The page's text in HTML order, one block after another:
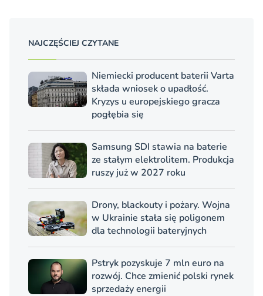
NAJCZĘŚCIEJ CZYTANE
Niemiecki producent baterii Varta
składa wniosek o upadłość.
Kryzys u europejskiego gracza
pogłębia się
Samsung SDI stawia na baterie
ze stałym elektrolitem. Produkcja
ruszy już w 2027 roku
Drony, blackouty i pożary. Wojna
w Ukrainie stała się poligonem
dla technologii bateryjnych
Pstryk pozyskuje 7 mln euro na
rozwój. Chce zmienić polski rynek
sprzedaży energii